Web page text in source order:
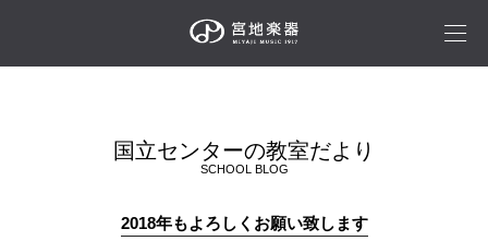
国立センターの教室だより
SCHOOL BLOG
2018年もよろしくお願い致します